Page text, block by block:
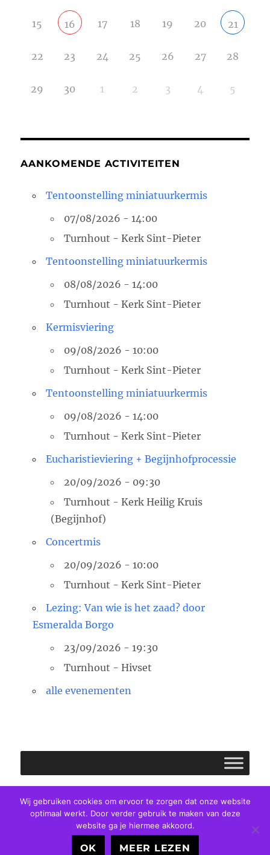
15 16 17 18 19 20 21
22 23 24 25 26 27 28
29 30 1 2 3 4 5
AANKOMENDE ACTIVITEITEN
Tentoonstelling miniatuurkermis
07/08/2026 - 14:00
Turnhout - Kerk Sint-Pieter
Tentoonstelling miniatuurkermis
08/08/2026 - 14:00
Turnhout - Kerk Sint-Pieter
Kermisviering
09/08/2026 - 10:00
Turnhout - Kerk Sint-Pieter
Tentoonstelling miniatuurkermis
09/08/2026 - 14:00
Turnhout - Kerk Sint-Pieter
Eucharistieviering + Begijnhofprocessie
20/09/2026 - 09:30
Turnhout - Kerk Heilig Kruis
(Begijnhof)
Concertmis
20/09/2026 - 10:00
Turnhout - Kerk Sint-Pieter
Lezing: Van wie is het zaad? door
Esmeralda Borgo
23/09/2026 - 19:30
Turnhout - Hivset
alle evenementen
Facebook
E-
mail
Twitter
Pastorale Eenheid Clara van Assisi
Privacybeleid
Ondersteund door WordPress
Wij gebruiken cookies om ervoor te zorgen dat onze website
optimaal werkt. Door verder gebruik te maken van deze
website ga je hiermee akkoord.
OK MEER LEZEN